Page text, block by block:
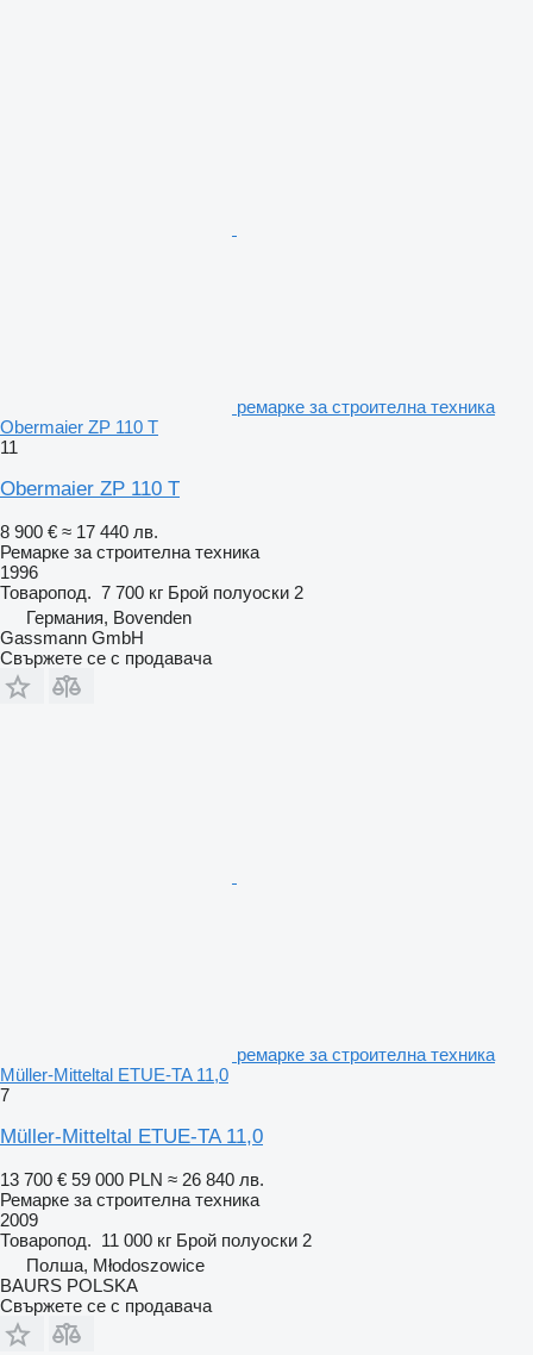
ремарке за строителна техника
Obermaier ZP 110 T
11
Obermaier ZP 110 T
8 900 € ≈ 17 440 лв.
Ремарке за строителна техника
1996
Товаропод. 7 700 кг Брой полуоски 2
Германия, Bovenden
Gassmann GmbH
Свържете се с продавача
ремарке за строителна техника
Müller-Mitteltal ETUE-TA 11,0
7
Müller-Mitteltal ETUE-TA 11,0
13 700 € 59 000 PLN ≈ 26 840 лв.
Ремарке за строителна техника
2009
Товаропод. 11 000 кг Брой полуоски 2
Полша, Młodoszowice
BAURS POLSKA
Свържете се с продавача